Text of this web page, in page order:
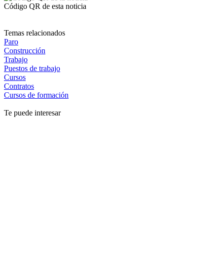
Código QR de esta noticia
Temas relacionados
Paro
Construcción
Trabajo
Puestos de trabajo
Cursos
Contratos
Cursos de formación
Te puede interesar